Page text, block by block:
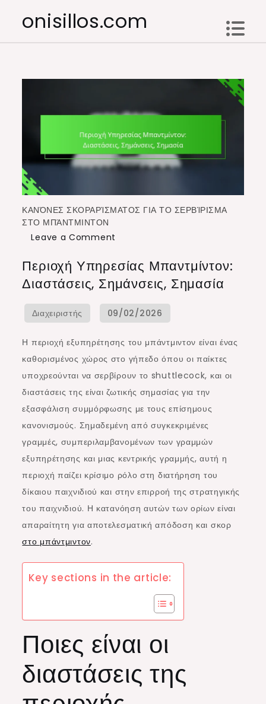
onisillos.com
ΚΑΝΌΝΕΣ ΣΚΟΡΑΡΊΣΜΑΤΟΣ ΓΙΑ ΤΟ ΣΕΡΒΊΡΙΣΜΑ
ΣΤΟ ΜΠΆΝΤΜΙΝΤΟΝ
Leave a Comment
Υπηρεσίας
Μπαντμίντον:
Διαστάσεις,
Σημάνσεις,
Περιοχή Υπηρεσίας Μπαντμίντον:
Διαστάσεις, Σημάνσεις, Σημασία
Η περιοχή εξυπηρέτησης του μπάντμιντον είναι ένας
καθορισμένος χώρος στο γήπεδο όπου οι παίκτες
υποχρεούνται να σερβίρουν το shuttlecock, και οι
διαστάσεις της είναι ζωτικής σημασίας για την
εξασφάλιση συμμόρφωσης με τους επίσημους
κανονισμούς. Σημαδεμένη από συγκεκριμένες
γραμμές, συμπεριλαμβανομένων των γραμμών
εξυπηρέτησης και μιας κεντρικής γραμμής, αυτή η
περιοχή παίζει κρίσιμο ρόλο στη διατήρηση του
δίκαιου παιχνιδιού και στην επιρροή της στρατηγικής
του παιχνιδιού. Η κατανόηση αυτών των ορίων είναι
απαραίτητη για αποτελεσματική απόδοση και σκορ
στο μπάντμιντον.
Key sections in the article:
Ποιες είναι οι
διαστάσεις της